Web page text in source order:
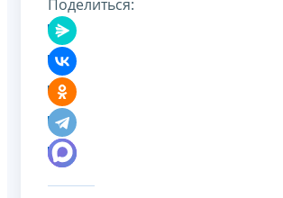
Поделиться: